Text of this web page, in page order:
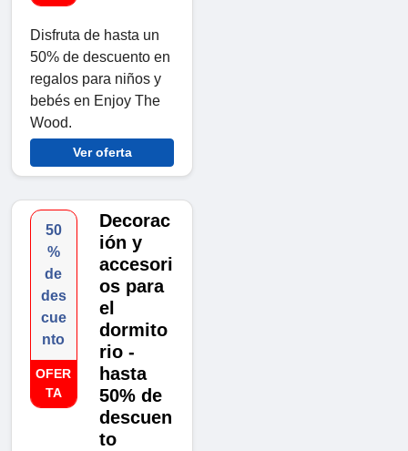
Disfruta de hasta un
50% de descuento en
regalos para niños y
bebés en Enjoy The
Wood.
Ver oferta
50
%
de
des
cue
nto
OFER
TA
Decorac
ión y
accesori
os para
el
dormito
rio -
hasta
50% de
descuen
to